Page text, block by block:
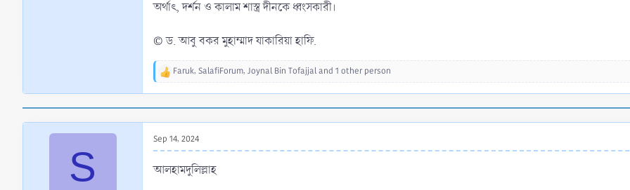
অর্থাৎ, দর্শন ও কালাম শাস্ত্র দীনকে ধ্বংসকারী।
© ড. আবু বকর মুহাম্মাদ যাকারিয়া হাফি.
R
t
i
o
n
s
Faruk, SalafiForum, Joynal Bin Tofajjaland 1 other person
S
Sep 14, 2024
আলহামদুলিল্লাহ